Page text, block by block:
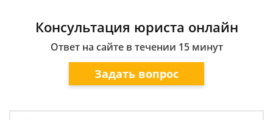
Консультация юриста онлайн
Ответ на сайте в течении 15 минут
Задать вопрос